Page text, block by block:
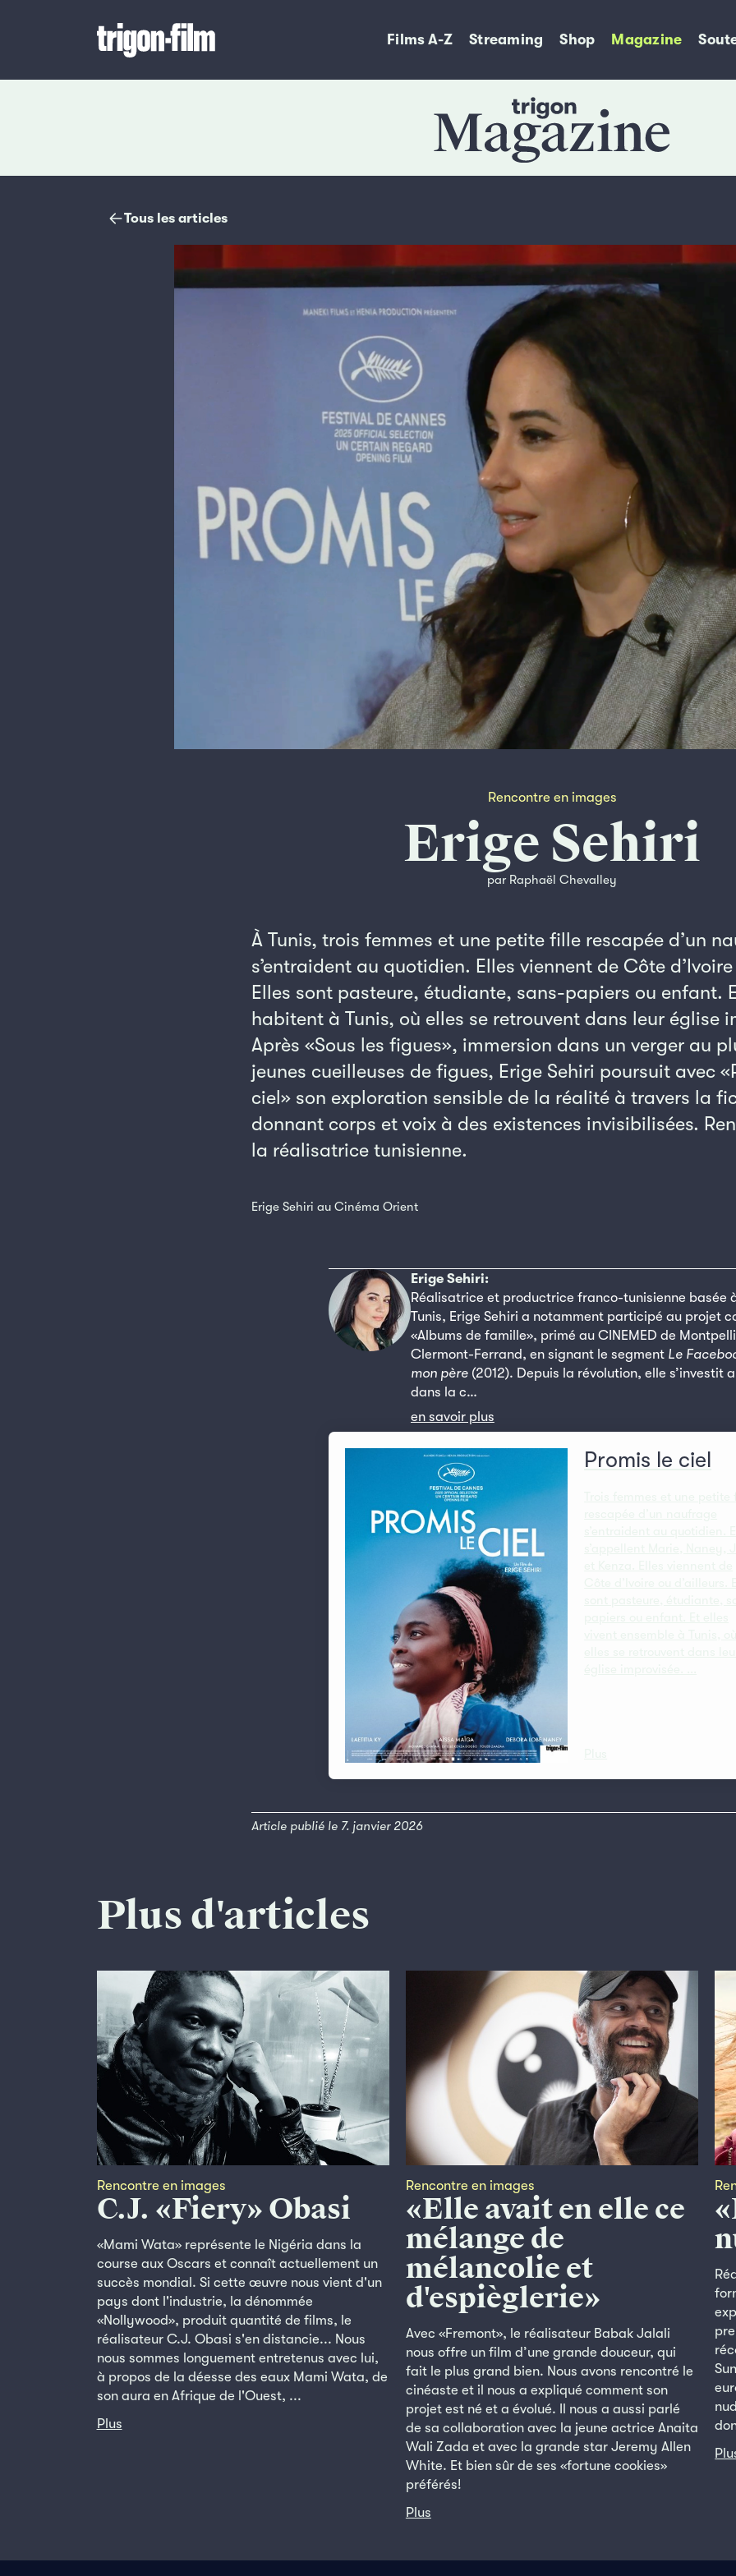
Films A-Z Streaming Shop Magazine
Magazine
Tous les articles
Rencontre en images
Erige Sehiri
par Raphaël Chevalley
À Tunis, trois femmes et une petite fille rescapée d’un
s’entraident au quotidien. Elles viennent de Côte d’Ivoire
Elles sont pasteure, étudiante, sans-papiers ou enfant.
habitent à Tunis, où elles se retrouvent dans leur église
Après «Sous les figues», immersion dans un verger au
jeunes cueilleuses de figues, Erige Sehiri poursuit avec
ciel» son exploration sensible de la réalité à travers la
donnant corps et voix à des existences invisibilisées.
la réalisatrice tunisienne.
Erige Sehiri au Cinéma Orient
Erige Sehiri:
Réalisatrice et productrice franco-tunisienne basée
Tunis, Erige Sehiri a notamment participé au projet
«Albums de famille», primé au CINEMED de
Clermont-Ferrand, en signant le segment Le
mon père(2012). Depuis la révolution, elle s’investit
dans la c…
en savoir plus
Promis le ciel
Article publié le 7. janvier 2026
Plus d'articles
Rencontre en images
C.J. «Fiery» Obasi
«Mami Wata» représente le Nigéria dans la
course aux Oscars et connaît actuellement un
succès mondial. Si cette œuvre nous vient d'un
pays dont l'industrie, la dénommée
«Nollywood», produit quantité de films, le
réalisateur C.J. Obasi s'en distancie... Nous
nous sommes longuement entretenus avec lui,
à propos de la déesse des eaux Mami Wata, de
son aura en Afrique de l'Ouest, ...
Plus
Rencontre en images
«Elle avait en elle ce
mélange de
mélancolie et
d'espièglerie»
Avec «Fremont», le réalisateur Babak Jalali
nous offre un film d’une grande douceur, qui
fait le plus grand bien. Nous avons rencontré le
cinéaste et il nous a expliqué comment son
projet est né et a évolué. Il nous a aussi parlé
de sa collaboration avec la jeune actrice Anaita
Wali Zada et avec la grande star Jeremy Allen
White. Et bien sûr de ses «fortune cookies»
préférés!
Plus